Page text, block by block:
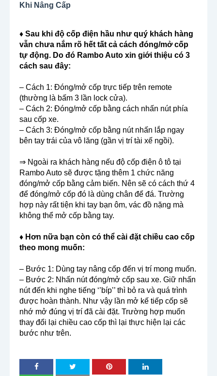
Khi Nâng Cấp
♦ Sau khi độ cốp điện hầu như quý khách hàng
vẫn chưa nắm rõ hết tất cả cách đóng/mở cốp
tự động. Do đó Rambo Auto xin giới thiệu có 3
cách sau đây:
– Cách 1: Đóng/mở cốp trực tiếp trên remote
(thường là bấm 3 lần lock cửa).
– Cách 2: Đóng/mở cốp bằng cách nhấn nút phía
sau cốp xe.
– Cách 3: Đóng/mở cốp bằng nút nhấn lắp ngay
bên tay trái của vô lăng (gần vị trí tài xế ngồi).
⇒ Ngoài ra khách hàng nếu độ cốp điện ô tô tại
Rambo Auto sẽ được tặng thêm 1 chức năng
đóng/mở cốp bằng cảm biến. Nên sẽ có cách thứ 4
để đóng/mở cốp đó là dùng chân để đá. Trường
hợp này rất tiện khi tay bạn ôm, vác đồ nặng mà
không thể mở cốp bằng tay.
♦ Hơn nữa bạn còn có thể cài đặt chiều cao cốp
theo mong muốn:
– Bước 1: Dùng tay nâng cốp đến vị trí mong muốn.
– Bước 2: Nhấn nút đóng/mở cốp sau xe. Giữ nhấn
nút đến khi nghe tiếng ‘’bíp’’ thì bỏ ra và quá trình
được hoàn thành. Như vậy lần mở kế tiếp cốp sẽ
nhớ mở đúng vị trí đã cài đặt. Trường hợp muốn
thay đổi lại chiều cao cốp thì lại thực hiện lại các
bước như trên.